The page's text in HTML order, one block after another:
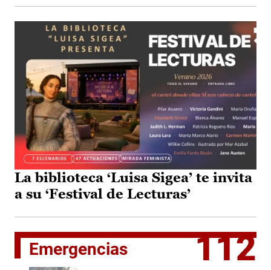
La biblioteca ‘Luisa Sigea’ te invita
a su ‘Festival de Lecturas’
Emergencias 112